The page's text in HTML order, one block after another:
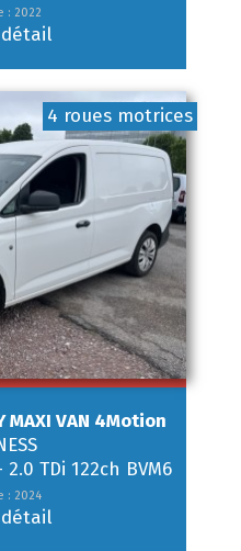
: 2022
4 roues motrices
MAXI VAN 4Motion
2.0 TDi 122ch BVM6
: 2024